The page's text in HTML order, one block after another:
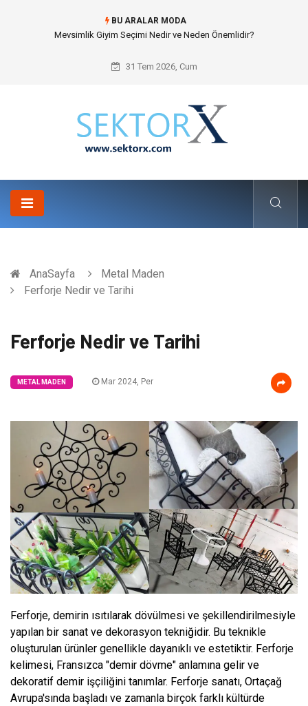
BU ARALAR MODA
Hansgrohe Ankastre Duş Seti Banyo Mimarisinde Konforu Nasıl
31 Tem 2026, Cum
AnaSayfa
Metal Maden
Ferforje Nedir ve Tarihi
Ferforje Nedir ve Tarihi
METAL MADEN Mar 2024, Per
Ferforje, demirin ısıtılarak dövülmesi ve şekillendirilmesiyle
yapılan bir sanat ve dekorasyon tekniğidir. Bu teknikle
oluşturulan ürünler genellikle dayanıklı ve estetiktir. Ferforje
kelimesi, Fransızca "demir dövme" anlamına gelir ve
dekoratif demir işçiliğini tanımlar. Ferforje sanatı, Ortaçağ
Avrupa'sında başladı ve zamanla birçok farklı kültürde